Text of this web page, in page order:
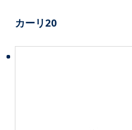
カーリ20